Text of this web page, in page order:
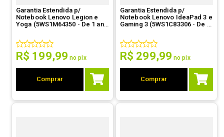
Garantia Estendida p/
Notebook Lenovo Legion e
Yoga (5WS1M64350 - De 1 ano
PC OS)
R$ 199,99 no pix
Comprar
Garantia Estendida p/
Notebook Lenovo IdeaPad 3 e
Gaming 3 (5WS1C83306 - De 1
Premium Care)
R$ 299,99 no pix
Comprar